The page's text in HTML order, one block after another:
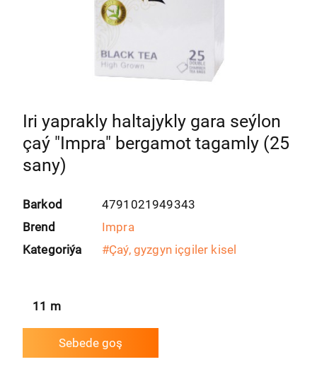
Iri yaprakly haltajykly gara seýlon
çaý "Impra" bergamot tagamly (25
sany)
Barkod
4791021949343
Brend
Impra
Kategoriýa
#Çaý, gyzgyn içgiler kisel
11 m
Sebede goş